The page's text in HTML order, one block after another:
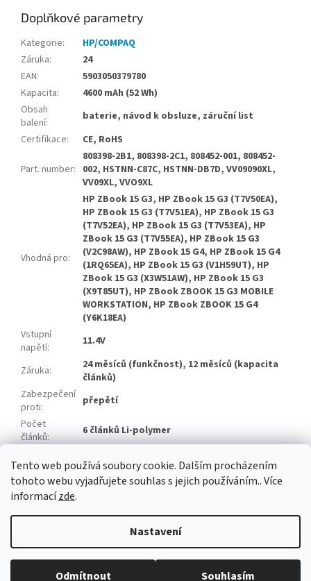
Tento web používá soubory cookie. Dalším procházením
tohoto webu vyjadřujete souhlas s jejich používáním.. Více
informacízde.
Nastavení
Odmítnout Souhlasím
Doplňkové parametry
Kategorie:
HP/COMPAQ
Záruka:
24
EAN:
5903050379780
Kapacita:
4600 mAh (52 Wh)
Obsah
balení:
baterie, návod k obsluze, záruční list
Certifikace: CE, RoHS
Part. number:
808398-2B1, 808398-2C1, 808452-001, 808452-
002, HSTNN-C87C, HSTNN-DB7D, VV09090XL,
VV09XL, VVO9XL
Vhodná pro:
HP ZBook 15 G3, HP ZBook 15 G3 (T7V50EA),
HP ZBook 15 G3 (T7V51EA), HP ZBook 15 G3
(T7V52EA), HP ZBook 15 G3 (T7V53EA), HP
ZBook 15 G3 (T7V55EA), HP ZBook 15 G3
(V2C98AW), HP ZBook 15 G4, HP ZBook 15 G4
(1RQ65EA), HP ZBook 15 G3 (V1H59UT), HP
ZBook 15 G3 (X3W51AW), HP ZBook 15 G3
(X9T85UT), HP ZBook ZBOOK 15 G3 MOBILE
WORKSTATION, HP ZBook ZBOOK 15 G4
(Y6K18EA)
Vstupní
napětí: 11.4V
Záruka:
24 měsíců (funkčnost), 12 měsíců (kapacita
článků)
Zabezpečení
proti:
přepětí
Počet
článků:
6 článků Li-polymer
článků: Tianneng
Vytvořil Shoptet
Copyright 2026baterie-adaptery.cz . Všechna práva vyhrazena.